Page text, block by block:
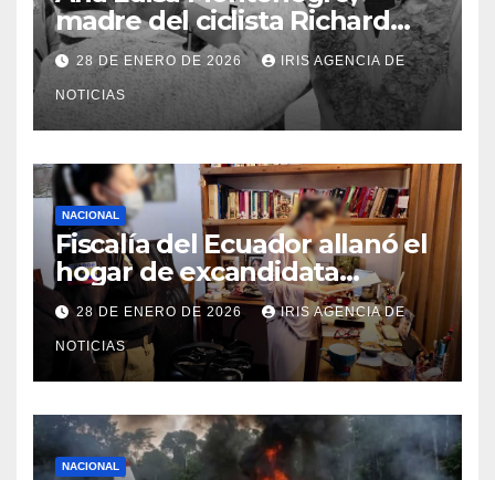
madre del ciclista Richard
Carapaz falleció en Tulcán, a
los 73 años
28 DE ENERO DE 2026 IRIS AGENCIA DE
NOTICIAS
NACIONAL
Fiscalía del Ecuador allanó el
hogar de excandidata
presidencial vinculada al caso
Caja Chica
28 DE ENERO DE 2026 IRIS AGENCIA DE
NOTICIAS
NACIONAL